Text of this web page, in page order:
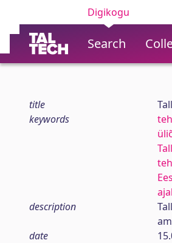
Digikogu
Search
title
keywords
description
date